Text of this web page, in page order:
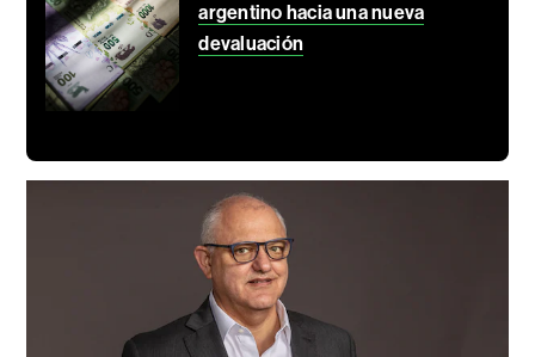
argentino hacia una nueva
devaluación